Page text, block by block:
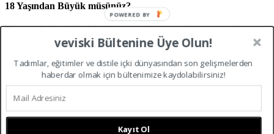
18 Yaşından Büyük müsünüz?
Bu site, distile içki kültürü üzerine sadece yetişkinlere yönelik
eğitim, tarih ve tadım bilgilerini içermektedir. Türkiye Cumhuriyeti
kanunları gereği içerikleri görüntülemek için 18 yaşından büyük
olmanız gerekmektedir.Giriş yapmak için lütfen yaşınızı doğrulayın.
Erişim Engellendi
Yaş sınırını karşılamadığınız için bu sitenin içeriğine erişiminiz
kısıtlanmıştır.
veviski Bültenine Üye Olun!
Tadımlar, eğitimler ve distile içki dünyasından son gelişmelerden
haberdar olmak için bültenimize kaydolabilirsiniz!
Kayıt Ol
POWERED BY